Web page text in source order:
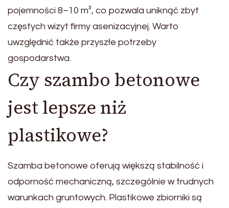
pojemności 8–10 m³, co pozwala uniknąć zbyt
częstych wizyt firmy asenizacyjnej. Warto
uwzględnić także przyszłe potrzeby
gospodarstwa.
Czy szambo betonowe
jest lepsze niż
plastikowe?
Szamba betonowe oferują większą stabilność i
odporność mechaniczną, szczególnie w trudnych
warunkach gruntowych. Plastikowe zbiorniki są